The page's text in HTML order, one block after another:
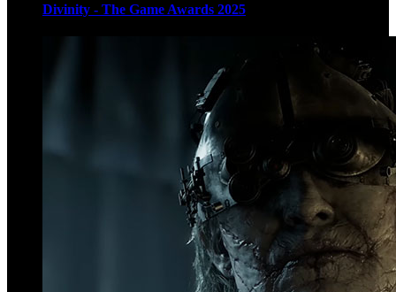
Divinity - The Game Awards 2025